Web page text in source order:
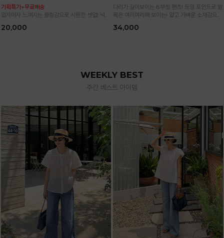
기획특가+무료배송
입자마자 느껴지는 쿨링감으로 시원한 셋업! 넉넉
20,000
다리가 길어보이는 8부핏 팬츠! 트임 포인트로 발
목은 여리여리해 보이는! 얇고 가벼운 소재감으로
*블랙·주문폭주로 인한 입고지연·순차발송 진행중
34,000
WEEKLY BEST
주간 베스트 아이템